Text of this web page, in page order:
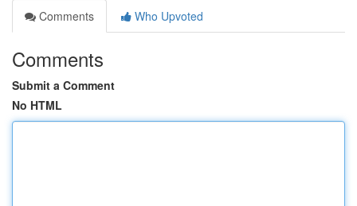
Comments
Who Upvoted
Comments
Submit a Comment
No HTML